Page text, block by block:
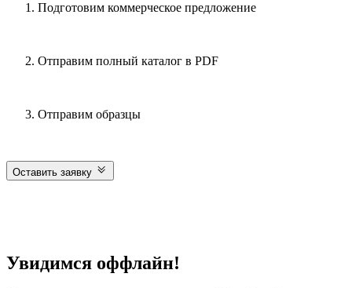
Подготовим коммерческое предложение
Отправим полный каталог в PDF
Отправим образцы
Оставить заявку
Увидимся оффлайн!